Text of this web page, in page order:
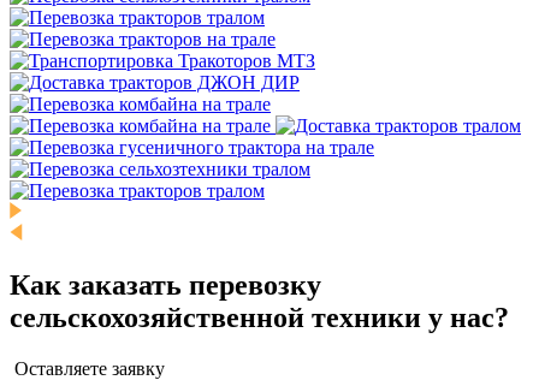
Как заказать перевозку
сельскохозяйственной техники у нас?
Оставляете заявку